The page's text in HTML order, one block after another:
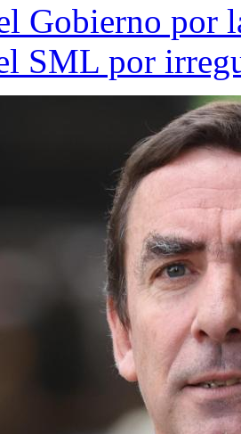
Gobierno por
SML por